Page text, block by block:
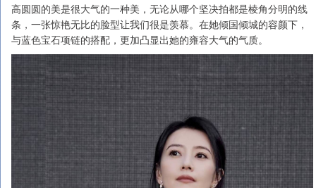
高圆圆的美是很大气的一种美，无论从哪个坚决拍都是棱角分明的线
条，一张惊艳无比的脸型让我们很是羡慕。在她倾国倾城的容颜下，
与蓝色宝石项链的搭配，更加凸显出她的雍容大气的气质。